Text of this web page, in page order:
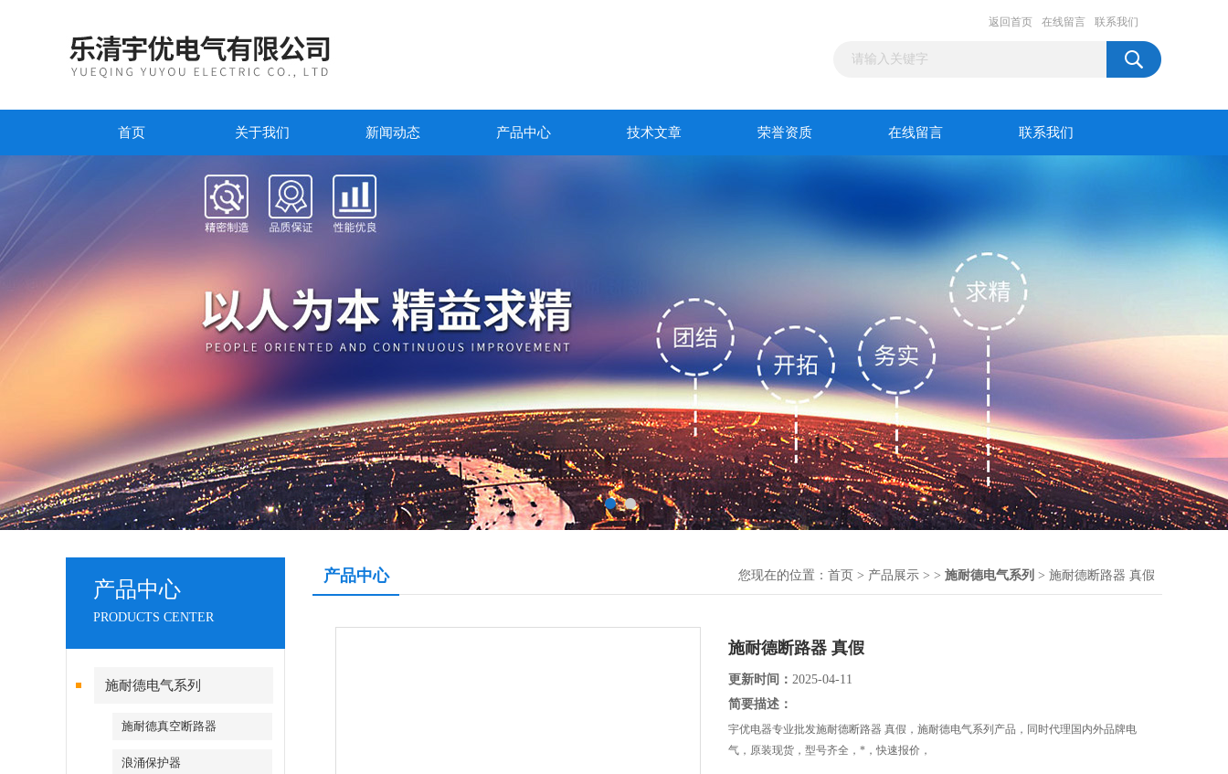
返回首页 在线留言 联系我们
首页 关于我们 新闻动态 产品中心 技术文章 荣誉资质 在线留言 联系我们
产品中心
PRODUCTS CENTER
施耐德电气系列
施耐德真空断路器
浪涌保护器
产品中心 您现在的位置： 首页 > 产品展示 > > 施耐德电气系列 > 施耐德断路器 真假
施耐德断路器 真假
更新时间： 2025-04-11
简要描述：
宇优电器专业批发施耐德断路器 真假，施耐德电气系列产品，同时代理国内外品牌电
气，原装现货，型号齐全，*，快速报价，